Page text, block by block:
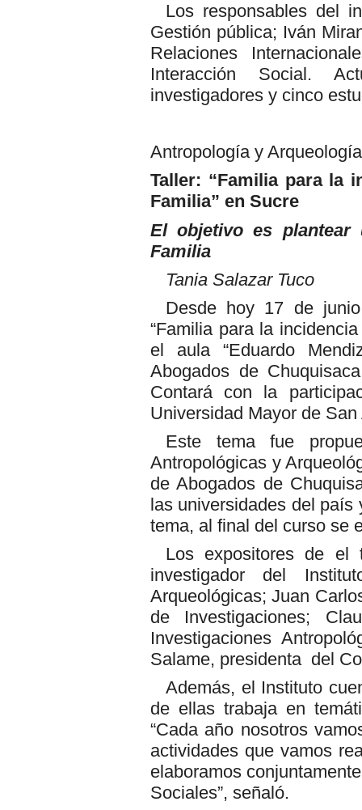
Los responsables del
Gestión pública; Iván
Relaciones
Interacción Social.
investigadores y cinco
Antropología y
Taller: “Familia para la
Familia” en Sucre
El objetivo es plantear
Familia
Tania Salazar Tuco
Desde hoy 17 de
“Familia para la
el aula “Eduardo
Abogados de
Contará con la
Universidad Mayor de
Este tema fue
Antropológicas y
de Abogados de
las universidades del país
tema, al final del curso se
Los expositores de el
investigador del
Arqueológicas; Juan
de Investigaciones;
Investigaciones
Salame, presidenta del
Además, el Instituto
de ellas trabaja en
“Cada año nosotros
actividades que vamos
elaboramos
Sociales”, señaló.